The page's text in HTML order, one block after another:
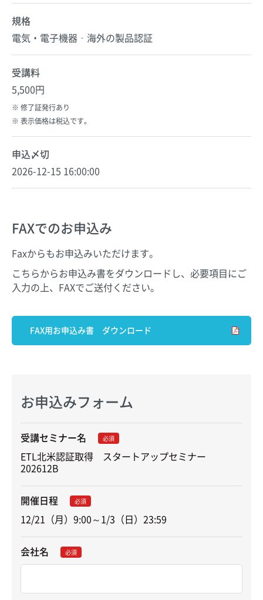
規格
電気・電子機器‐海外の製品認証
受講料
5,500円
修了証発行あり
表示価格は税込です。
申込〆切
2026-12-15 16:00:00
FAXでのお申込み
Faxからもお申込みいただけます。
こちらからお申込み書をダウンロードし、必要項目にご
入力の上、FAXでご送付ください。
FAX用お申込み書 ダウンロード
お申込みフォーム
受講セミナー名 必須
ETL北米認証取得　スタートアップセミナー
202612B
開催日程 必須
12/21（月）9:00～1/3（日）23:59
会社名 必須